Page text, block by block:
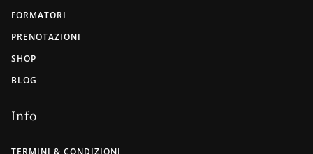
FORMATORI
PRENOTAZIONI
SHOP
BLOG
Info
TERMINI & CONDIZIONI